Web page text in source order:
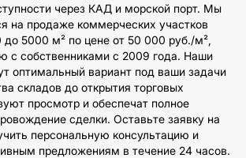
через КАД и морской порт. Мы
на продаже коммерческих участков
5000 м² по цене от 50 000 руб./м²,
с собственниками с 2009 года. Наши
оптимальный вариант под ваши задачи
складов до открытия торговых
просмотр и обеспечат полное
сделки. Оставьте заявку на
персональную консультацию и
предложениям в течение 24 часов.